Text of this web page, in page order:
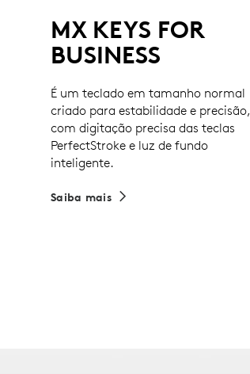
MX KEYS FOR
BUSINESS
É um teclado em tamanho normal
criado para estabilidade e precisão,
com digitação precisa das teclas
PerfectStroke e luz de fundo
inteligente.
Saiba mais